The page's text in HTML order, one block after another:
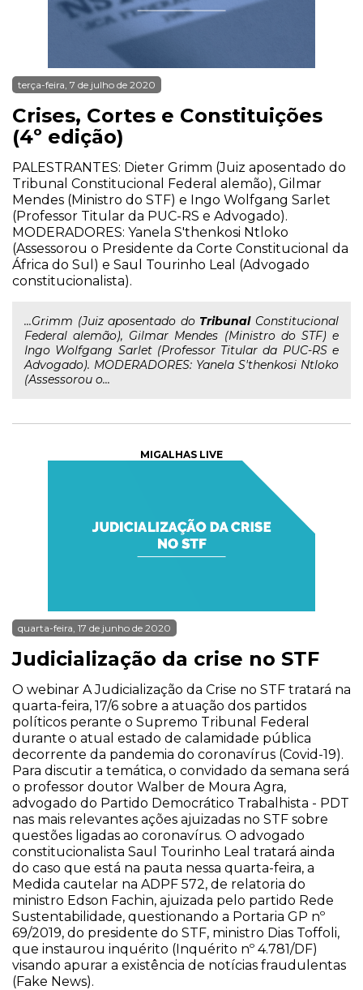
terça-feira, 7 de julho de 2020
Crises, Cortes e Constituições
(4º edição)
PALESTRANTES: Dieter Grimm (Juiz aposentado do
Tribunal Constitucional Federal alemão), Gilmar
Mendes (Ministro do STF) e Ingo Wolfgang Sarlet
(Professor Titular da PUC-RS e Advogado).
MODERADORES: Yanela S'thenkosi Ntloko
(Assessorou o Presidente da Corte Constitucional da
África do Sul) e Saul Tourinho Leal (Advogado
constitucionalista).
...Grimm (Juiz aposentado do TribunalConstitucional
Federal alemão), Gilmar Mendes (Ministro do STF) e
Ingo Wolfgang Sarlet (Professor Titular da PUC-RS e
Advogado). MODERADORES: Yanela S'thenkosi Ntloko
(Assessorou o...
MIGALHAS LIVE
quarta-feira, 17 de junho de 2020
Judicialização da crise no STF
O webinar A Judicialização da Crise no STF tratará na
quarta-feira, 17/6 sobre a atuação dos partidos
políticos perante o Supremo Tribunal Federal
durante o atual estado de calamidade pública
decorrente da pandemia do coronavírus (Covid-19).
Para discutir a temática, o convidado da semana será
o professor doutor Walber de Moura Agra,
advogado do Partido Democrático Trabalhista - PDT
nas mais relevantes ações ajuizadas no STF sobre
questões ligadas ao coronavírus. O advogado
constitucionalista Saul Tourinho Leal tratará ainda
do caso que está na pauta nessa quarta-feira, a
Medida cautelar na ADPF 572, de relatoria do
ministro Edson Fachin, ajuizada pelo partido Rede
Sustentabilidade, questionando a Portaria GP nº
69/2019, do presidente do STF, ministro Dias Toffoli,
que instaurou inquérito (Inquérito nº 4.781/DF)
visando apurar a existência de notícias fraudulentas
(Fake News).